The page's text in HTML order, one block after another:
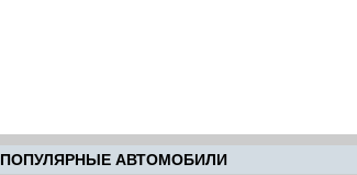
ПОПУЛЯРНЫЕ АВТОМОБИЛИ